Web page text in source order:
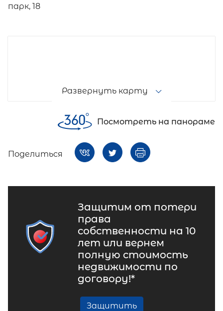
парк, 18
Развернуть карту
Посмотреть на панораме
Поделиться
Защитим от потери
права
собственности на 10
лет или вернем
полную стоимость
недвижимости по
договору!*
Защитить